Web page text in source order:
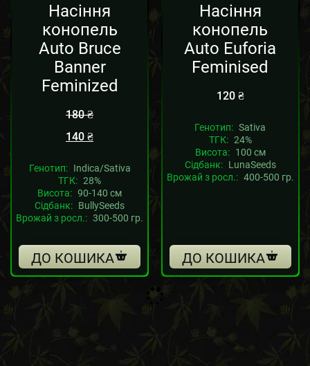
Насіння
конопель
Auto Bruce
Banner
Feminized
180₴
140₴
Генотип: Indica/Sativa
ТГК: 28%
Висота: 90-140 см
Сідбанк: BullySeeds
Врожай з росл.: 300-500 гр.
ДО КОШИКА
Насіння
конопель
Auto Euforia
Feminised
120 ₴
Генотип: Sativa
ТГК: 24%
Висота: 100 см
Сідбанк: LunaSeeds
Врожай з росл.: 400-500 гр.
ДО КОШИКА